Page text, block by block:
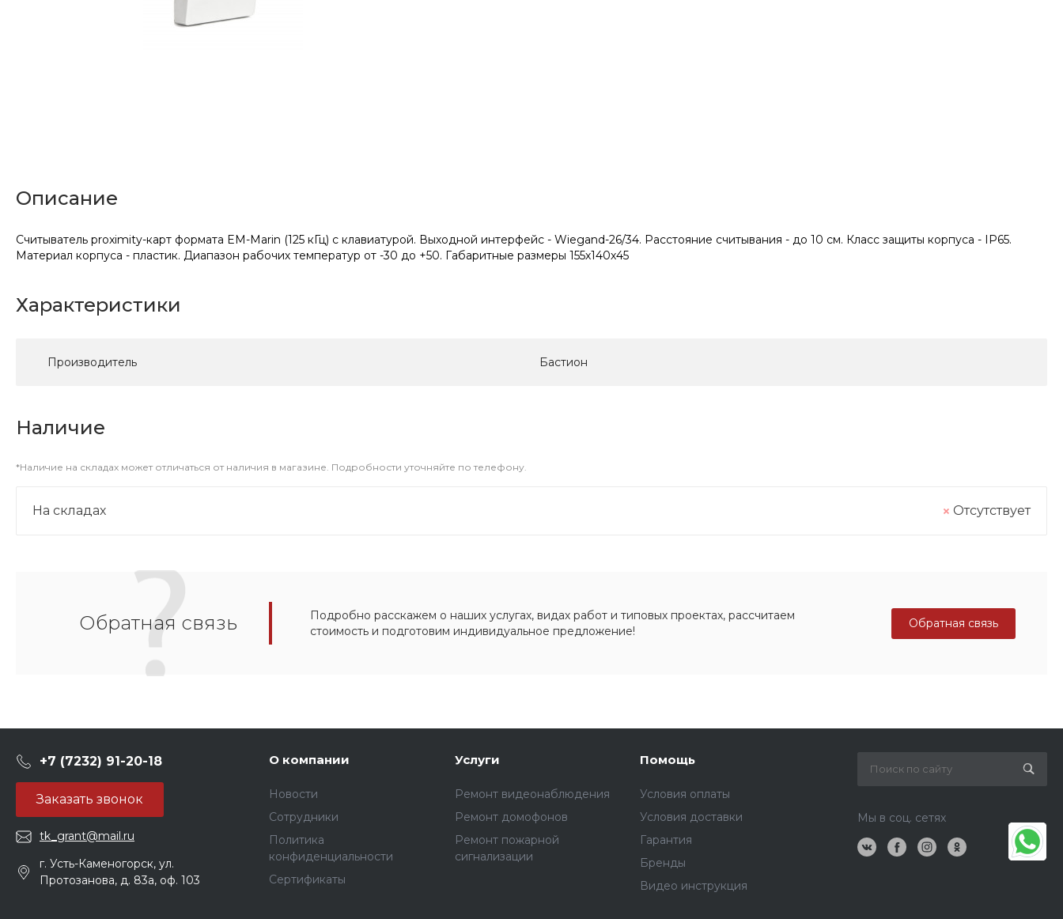
Описание
Считыватель proximity-карт формата EM-Marin (125 кГц) с клавиатурой. Выходной интерфейс - Wiegand-26/34. Расстояние считывания - до 10 см. Класс защиты корпуса - IP65.
Материал корпуса - пластик. Диапазон рабочих температур от -30 до +50. Габаритные размеры 155х140х45
Характеристики
Производитель Бастион
Наличие
*Наличие на складах может отличаться от наличия в магазине. Подробности уточняйте по телефону.
На складах Отсутствует
Обратная связь
Подробно расскажем о наших услугах, видах работ и типовых проектах, рассчитаем
стоимость и подготовим индивидуальное предложение!
Обратная связь
+7 (7232) 91-20-18
Заказать звонок
tk_grant@mail.ru
г. Усть-Каменогорск, ул.
Протозанова, д. 83а, оф. 103
О компании
Новости
Сотрудники
Политика
конфиденциальности
Сертификаты
Услуги
Ремонт видеонаблюдения
Ремонт домофонов
Ремонт пожарной
сигнализации
Помощь
Условия оплаты
Условия доставки
Гарантия
Бренды
Видео инструкция
Мы в соц. сетях